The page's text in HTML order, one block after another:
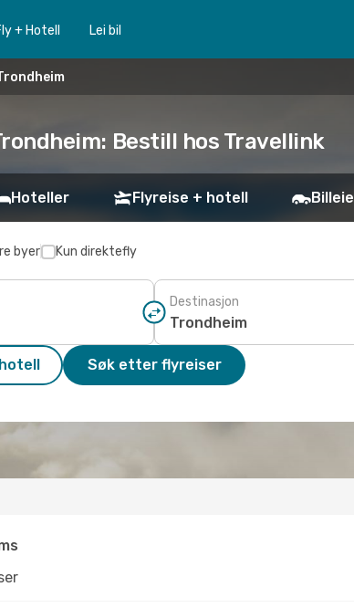
+ Hotell Lei bil
Bestill hos Travellink
Hoteller Flyreise + hotell Billeie
byer Kun direktefly
Destinasjon
Søk etter flyreiser